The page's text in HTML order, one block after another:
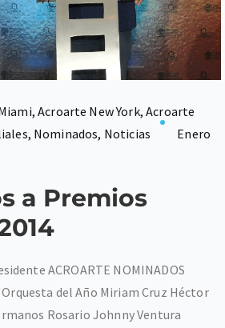
,Acroarte New York,Acroarte
, Nominados, Noticias
Enero
a Premios
ACROARTE NOMINADOS
Orquesta del Año Miriam Cruz Héctor
Rosario Johnny Ventura